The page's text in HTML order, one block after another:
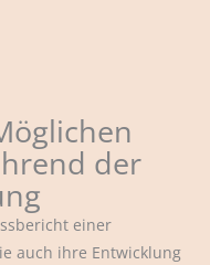
der
einer
auch ihre Entwicklung